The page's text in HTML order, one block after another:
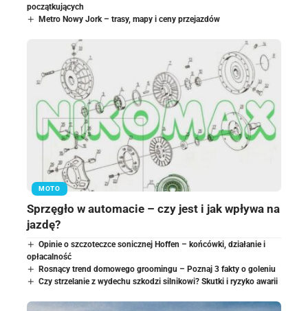
początkujących
Metro Nowy Jork – trasy, mapy i ceny przejazdów
MOTO
Sprzęgło w automacie – czy jest i jak wpływa na
jazdę?
Opinie o szczoteczce sonicznej Hoffen – końcówki, działanie i
opłacalność
Rosnący trend domowego groomingu – Poznaj 3 fakty o goleniu
Czy strzelanie z wydechu szkodzi silnikowi? Skutki i ryzyko awarii